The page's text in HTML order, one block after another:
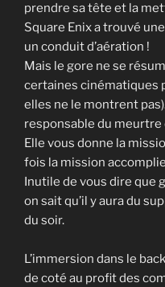
prendre sa tête et la
Square Enix a trouvé
un conduit d’aération !
Mais le gore ne se
certaines cinématiques
elles ne le montrent
responsable du meurtre
Elle vous donne la
fois la mission
Inutile de vous dire que
on sait qu’il y aura du
du soir.
L’immersion dans le
de coté au profit des